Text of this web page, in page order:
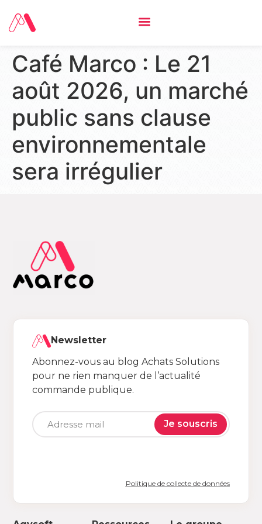
Café Marco : Le 21
août 2026, un marché
public sans clause
environnementale
sera irrégulier
Newsletter
Abonnez-vous au blog Achats Solutions
pour ne rien manquer de l’actualité
commande publique.
Je souscris
Politique de collecte de données